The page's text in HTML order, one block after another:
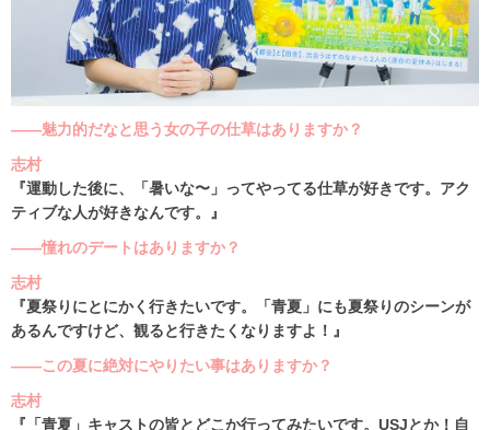
――魅力的だなと思う女の子の仕草はありますか？
志村
『運動した後に、「暑いな〜」ってやってる仕草が好きです。アク
ティブな人が好きなんです。』
――憧れのデートはありますか？
志村
『夏祭りにとにかく行きたいです。「青夏」にも夏祭りのシーンが
あるんですけど、観ると行きたくなりますよ！』
――この夏に絶対にやりたい事はありますか？
志村
『「青夏」キャストの皆とどこか行ってみたいです。USJとか！自